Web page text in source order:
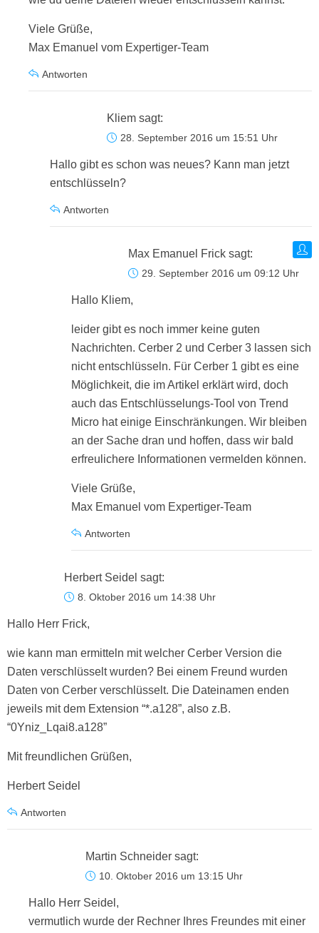
Viele Grüße,
Max Emanuel vom Expertiger-Team
Antworten
Kliem sagt:
28. September 2016 um 15:51 Uhr
Hallo gibt es schon was neues? Kann man jetzt
entschlüsseln?
Antworten
Max Emanuel Frick sagt:
29. September 2016 um 09:12 Uhr
Hallo Kliem,
leider gibt es noch immer keine guten
Nachrichten. Cerber 2 und Cerber 3 lassen sich
nicht entschlüsseln. Für Cerber 1 gibt es eine
Möglichkeit, die im Artikel erklärt wird, doch
auch das Entschlüsselungs-Tool von Trend
Micro hat einige Einschränkungen. Wir bleiben
an der Sache dran und hoffen, dass wir bald
erfreulichere Informationen vermelden können.
Viele Grüße,
Max Emanuel vom Expertiger-Team
Antworten
Herbert Seidel sagt:
8. Oktober 2016 um 14:38 Uhr
Hallo Herr Frick,
wie kann man ermitteln mit welcher Cerber Version die
Daten verschlüsselt wurden? Bei einem Freund wurden
Daten von Cerber verschlüsselt. Die Dateinamen enden
jeweils mit dem Extension “*.a128”, also z.B.
“0Yniz_Lqai8.a128”
Mit freundlichen Grüßen,
Herbert Seidel
Antworten
Martin Schneider sagt:
10. Oktober 2016 um 13:15 Uhr
Hallo Herr Seidel,
vermutlich wurde der Rechner Ihres Freundes mit einer